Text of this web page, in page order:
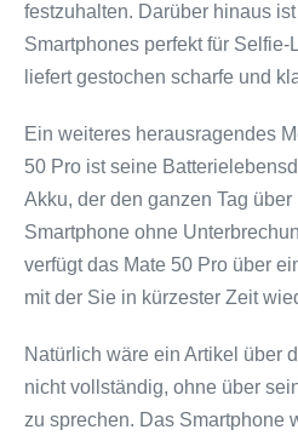
festzuhalten. Darüber hinaus
Smartphones perfekt für
liefert gestochen scharfe und
Ein weiteres herausragendes
50 Pro ist seine
Akku, der den ganzen Tag
Smartphone ohne
verfügt das Mate 50 Pro über
mit der Sie in kürzester Zeit
Natürlich wäre ein Artikel über
nicht vollständig, ohne über
zu sprechen. Das Smartphone